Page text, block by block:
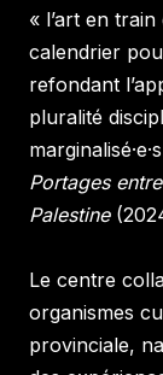
« l’art en
calendrier
refondant
pluralité
Portages
Palestine
Le centre
organismes
provinciale,